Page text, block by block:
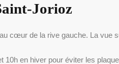
Jorioz
cœur de la rive gauche. La vue
10h en hiver pour éviter les